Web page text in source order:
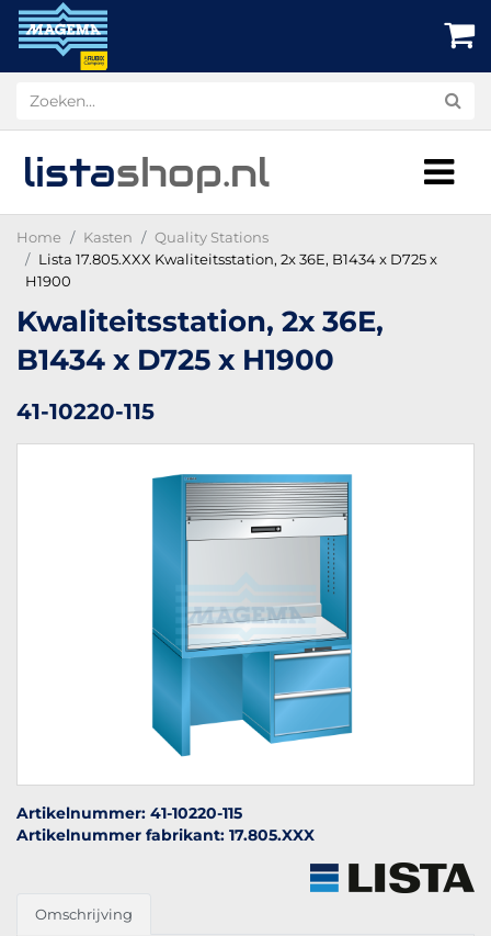
listashop.nl
Home Kasten
Quality Stations
Lista 17.805.XXX Kwaliteitsstation, 2x 36E, B1434 x D725 x
H1900
Kwaliteitsstation, 2x 36E,
B1434 x D725 x H1900
41-10220-115
Artikelnummer: 41-10220-115
Artikelnummer fabrikant: 17.805.XXX
Omschrijving